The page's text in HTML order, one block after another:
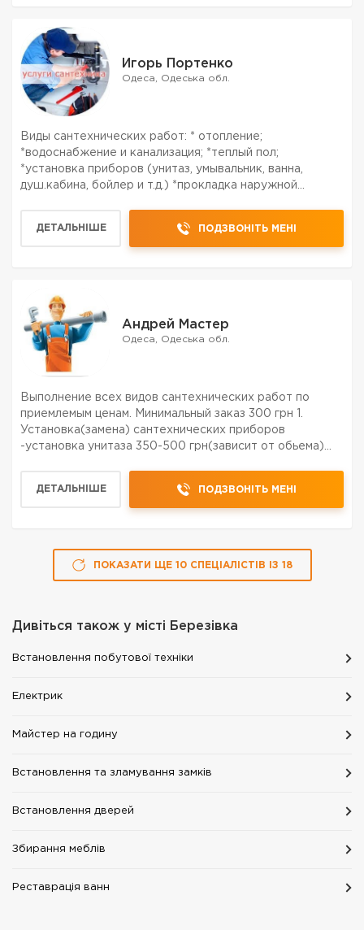
Игорь Портенко
Одеса, Одеська обл.
Виды сантехнических работ: * отопление;
*водоснабжение и канализация; *теплый пол;
*установка приборов (унитаз, умывальник, ванна,
душ.кабина, бойлер и т.д.) *прокладка наружной
видами материала (по...
ДЕТАЛЬНІШЕ ПОДЗВОНІТЬ МЕНІ
Андрей Мастер
Одеса, Одеська обл.
Выполнение всех видов сантехнических работ по
приемлемым ценам. Минимальный заказ 300 грн 1.
Установка(замена) сантехнических приборов
-установка унитаза 350-500 грн(зависит от обьема)
-установка г...
ДЕТАЛЬНІШЕ ПОДЗВОНІТЬ МЕНІ
ПОКАЗАТИ ЩЕ 10 СПЕЦІАЛІСТІВ ІЗ 18
Дивіться також у місті Березівка
Встановлення побутової техніки
Електрик
Майстер на годину
Встановлення та зламування замків
Встановлення дверей
Збирання меблів
Реставрація ванн